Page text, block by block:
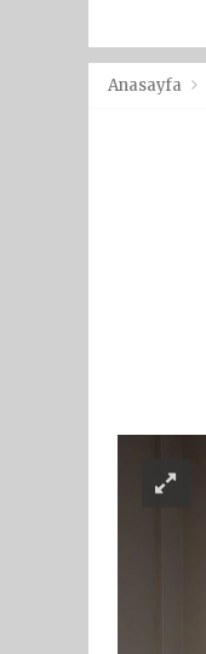
Anasayfa